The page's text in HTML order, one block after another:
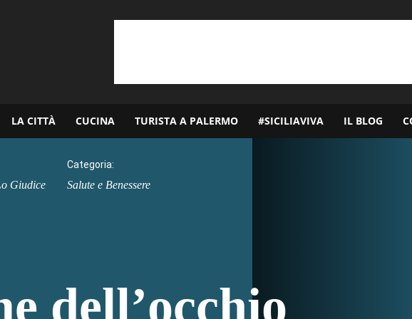
LA CITTÀ CUCINA TURISTA A PALERMO #SICILIAVIVA IL BLOG
dell’occhio
Giudice
Categoria:
Salute e Benessere